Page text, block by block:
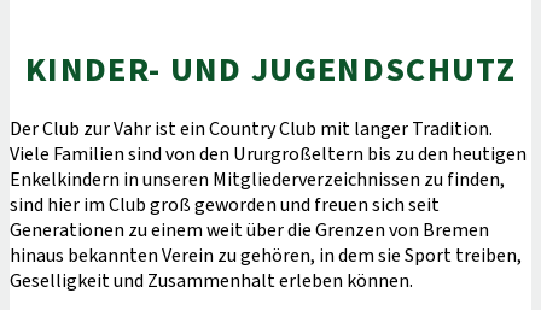
KINDER- UND JUGENDSCHUTZ
Der Club zur Vahr ist ein Country Club mit langer Tradition.
Viele Familien sind von den Ururgroßeltern bis zu den heutigen
Enkelkindern in unseren Mitgliederverzeichnissen zu finden,
sind hier im Club groß geworden und freuen sich seit
Generationen zu einem weit über die Grenzen von Bremen
hinaus bekannten Verein zu gehören, in dem sie Sport treiben,
Geselligkeit und Zusammenhalt erleben können.